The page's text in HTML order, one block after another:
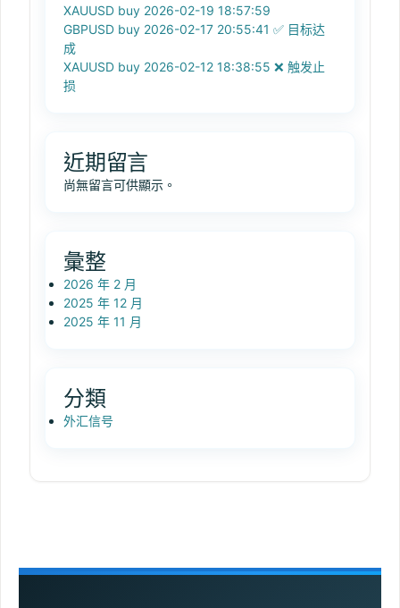
XAUUSD buy 2026-02-19 18:57:59
GBPUSD buy 2026-02-17 20:55:41 ✅ 目标达
成
XAUUSD buy 2026-02-12 18:38:55 ❌ 触发止
损
近期留言
尚無留言可供顯示。
彙整
2026 年 2 月
2025 年 12 月
2025 年 11 月
分類
外汇信号